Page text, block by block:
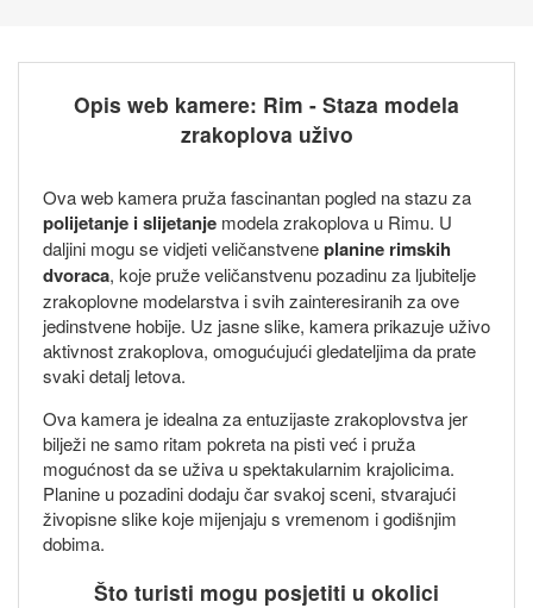
Opis web kamere: Rim - Staza modela
zrakoplova uživo
Ova web kamera pruža fascinantan pogled na stazu za
polijetanje i slijetanje modela zrakoplova u Rimu. U
daljini mogu se vidjeti veličanstveneplanine rimskih
dvoraca, koje pruže veličanstvenu pozadinu za ljubitelje
zrakoplovne modelarstva i svih zainteresiranih za ove
jedinstvene hobije. Uz jasne slike, kamera prikazuje uživo
aktivnost zrakoplova, omogućujući gledateljima da prate
svaki detalj letova.
Ova kamera je idealna za entuzijaste zrakoplovstva jer
bilježi ne samo ritam pokreta na pisti već i pruža
mogućnost da se uživa u spektakularnim krajolicima.
Planine u pozadini dodaju čar svakoj sceni, stvarajući
živopisne slike koje mijenjaju s vremenom i godišnjim
dobima.
Što turisti mogu posjetiti u okolici